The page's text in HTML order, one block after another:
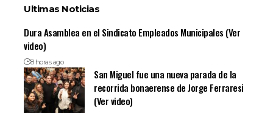
Ultimas Noticias
Dura Asamblea en el Sindicato Empleados Municipales (Ver
video)
8 horas ago
San Miguel fue una nueva parada de la
recorrida bonaerense de Jorge Ferraresi
(Ver video)